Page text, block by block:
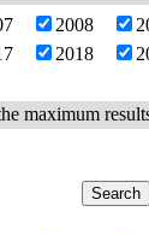
2008
2018
maximum